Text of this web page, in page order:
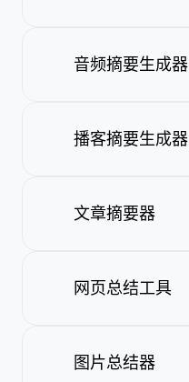
音频摘要生成器
播客摘要生成器
文章摘要器
网页总结工具
图片总结器